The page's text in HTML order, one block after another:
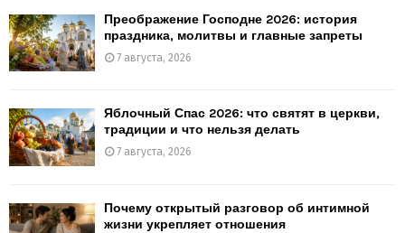
Преображение Господне 2026: история
праздника, молитвы и главные запреты
7 августа, 2026
Яблочный Спас 2026: что святят в церкви,
традиции и что нельзя делать
7 августа, 2026
Почему открытый разговор об интимной
жизни укрепляет отношения